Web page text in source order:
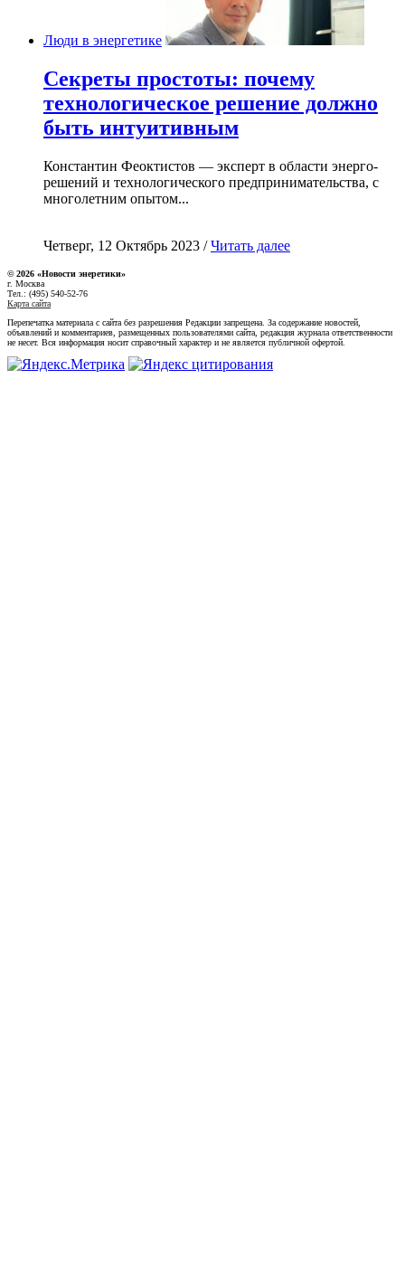
Люди в энергетике
Секреты простоты: почему
технологическое решение должно
быть интуитивным
Константин Феоктистов — эксперт в области энерго-
решений и технологического предпринимательства, с
многолетним опытом...
Четверг, 12 Октябрь 2023 /Читать далее
© 2026 «Новости энеретики»
г. Москва
Тел.: (495) 540-52-76
Карта сайта
Перепечатка материала с сайта без разрешения Редакции запрещена. За содержание новостей,
объявлений и комментариев, размещенных пользователями сайта, редакция журнала ответственности
не несет. Вся информация носит справочный характер и не является публичной офертой.